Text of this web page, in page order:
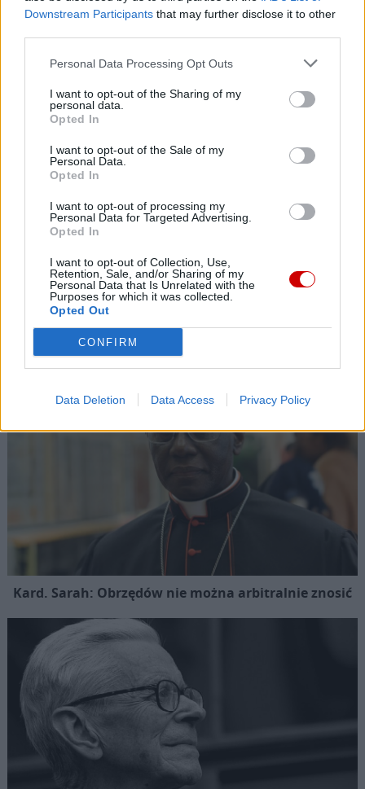
Downstream Participants that may further disclose it to other
Personal Data Processing Opt Outs
I want to opt-out of the Sharing of my
personal data.
Opted In
I want to opt-out of the Sale of my
Personal Data.
Opted In
I want to opt-out of processing my
Personal Data for Targeted Advertising.
Opted In
I want to opt-out of Collection, Use,
Retention, Sale, and/or Sharing of my
Personal Data that Is Unrelated with the
Purposes for which it was collected.
Opted Out
CONFIRM
Data Deletion Data Access Privacy Policy
Najnowsze
08 sierpnia 2026 | 19:04
SIGNIS 2026: komunikacja w służbie Ewangelii
08 sierpnia 2026 | 18:23
śmiercią
Paola Kafira o islamie: Nie możemy już dłużej milczeć
08 sierpnia 2026 | 16:16
Pieszo do Matki Bożej – z Great Meadows do Amerykańskiej
Częstochowy
Popularne
Kard. Sarah: Obrzędów nie można arbitralnie znosić